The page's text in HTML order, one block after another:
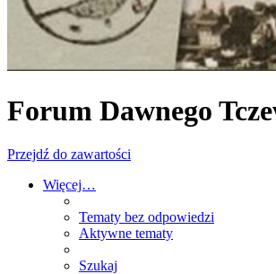
Forum Dawnego
Przejdź do zawartości
Więcej…
Tematy bez odpowiedzi
Aktywne tematy
Szukaj